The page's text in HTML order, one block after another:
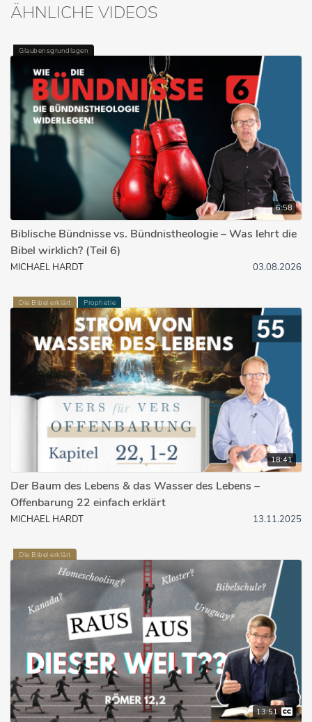
ÄHNLICHE VIDEOS
Glaubensgrundlagen
6:58
Biblische Bündnisse vs. Bündnistheologie – Was lehrt die
Bibel wirklich? (Teil 6)
MICHAEL HARDT 03.08.2026
Die Bibel erklärt Prophetie
18:41
Der Baum des Lebens & das Wasser des Lebens –
Offenbarung 22 einfach erklärt
MICHAEL HARDT 13.11.2025
Die Bibel erklärt
13:51